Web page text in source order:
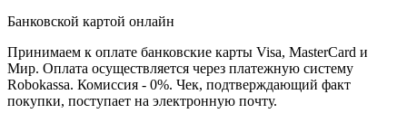
Банковской картой онлайн
Принимаем к оплате банковские карты Visa, MasterCard и
Мир. Оплата осуществляется через платежную систему
Robokassa. Комиссия - 0%. Чек, подтверждающий факт
покупки, поступает на электронную почту.